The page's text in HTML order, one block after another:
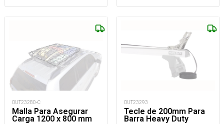
OUT23280-C
Malla Para Asegurar
Carga 1200 x 800 mm
OUT23293
Tecle de 200mm Para
Barra Heavy Duty